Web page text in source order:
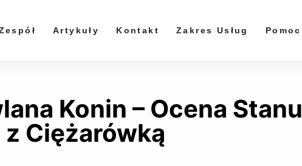
Artykuły Kontakt Zakres Usług
Konin – Ocena
Ciężarówką